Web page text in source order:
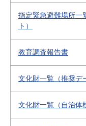
指定緊急避難場所一
ト）
教育調査報告書
文化財一覧（推奨デ
文化財一覧（自治体